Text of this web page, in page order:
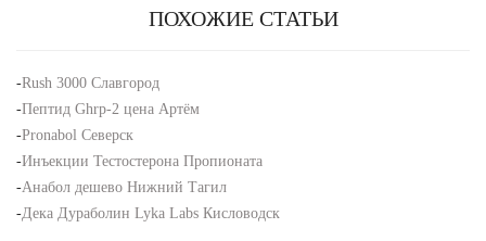
ПОХОЖИЕ СТАТЬИ
-Rush 3000 Славгород
-Пептид Ghrp-2 цена Артём
-Pronabol Северск
-Инъекции Тестостерона Пропионата
-Анабол дешево Нижний Тагил
-Дека Дураболин Lyka Labs Кисловодск